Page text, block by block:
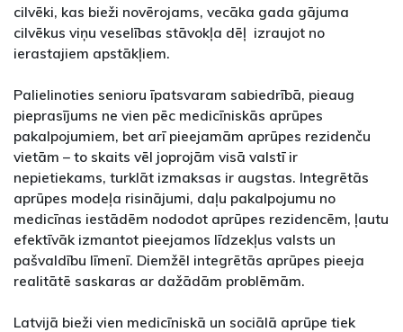
cilvēki, kas bieži novērojams, vecāka gada gājuma
cilvēkus viņu veselības stāvokļa dēļ izraujot no
ierastajiem apstākļiem.
Palielinoties senioru īpatsvaram sabiedrībā, pieaug
pieprasījums ne vien pēc medicīniskās aprūpes
pakalpojumiem, bet arī pieejamām aprūpes rezidenču
vietām – to skaits vēl joprojām visā valstī ir
nepietiekams, turklāt izmaksas ir augstas. Integrētās
aprūpes modeļa risinājumi, daļu pakalpojumu no
medicīnas iestādēm nododot aprūpes rezidencēm, ļautu
efektīvāk izmantot pieejamos līdzekļus valsts un
pašvaldību līmenī. Diemžēl integrētās aprūpes pieeja
realitātē saskaras ar dažādām problēmām.
Latvijā bieži vien medicīniskā un sociālā aprūpe tiek